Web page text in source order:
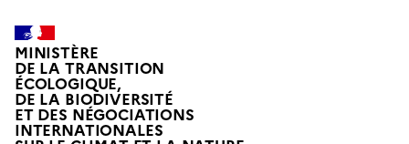
MINISTÈRE
DE LA TRANSITION
ÉCOLOGIQUE,
DE LA BIODIVERSITÉ
ET DES NÉGOCIATIONS
INTERNATIONALES